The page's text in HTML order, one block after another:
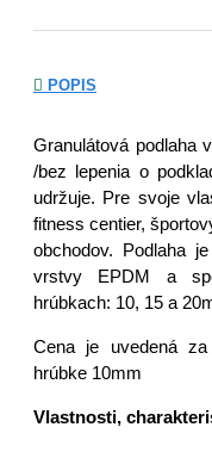
POPIS
Granulátová podlaha
/bez lepenia o
udržuje. Pre svoje
fitness centier,
obchodov. Podlaha
vrstvy EPDM a
hrúbkach: 10, 15 a
Cena je uvedená
hrúbke 10mm
Vlastnosti,